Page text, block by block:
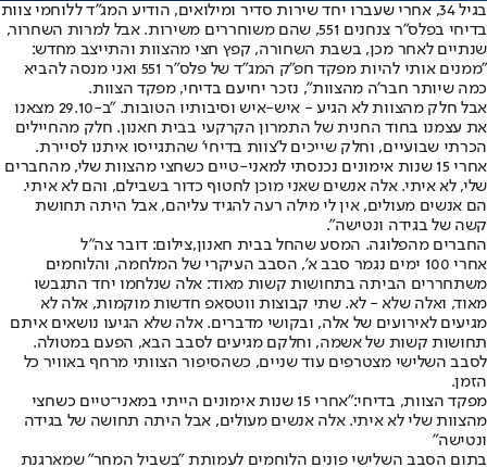
בגיל 34, אחרי שעברו יחד שירות סדיר ומילואים, הודיע המג"ד ללוחמי צוות
בדיחי בפלס"ר צנחנים 551, שהם משוחררים משירות. אבל למרות השחרור,
שנתיים לאחר מכן, בשבת השחורה, קפץ חצי מהצוות והתייצב מחדש:
"ממנים אותי להיות מפקד חפ"ק המג"ד של פלס"ר 551 ואני מנסה להביא
כמה שיותר חבר'ה מהצוות", נזכר יחיעם בדיחי, מפקד הצוות.
אבל חלק מהצוות לא הגיע - איש-איש וסיבותיו הטובות. "ב-29.10 מצאנו
את עצמנו בחוד החנית של התמרון הקרקעי בבית חאנון. חלק מהחיילים
הכרתי שבועיים, וחלק שייכים ל'צוות בדיחי' שהתגייסו איתנו לסיירת.
אחרי 15 שנות אימונים נכנסתי למאני-טיים כשחצי מהצוות שלי, מהחברים
שלי, לא איתי. אלה אנשים שאני מוכן לחטוף כדור בשבילם, והם לא איתי.
הם אנשים מעולים, אין לי מילה רעה להגיד עליהם, אבל היתה תחושת
קשה של בגידה ונטישה".
החברים מהפלוגה. המסע שהחל בבית חאנון,צילום: דובר צה"ל
אחרי 100 ימים נגמר סבב א', הסבב העיקרי של המלחמה, והלוחמים
משתחררים הביתה בתחושות קשות מאוד: אלה שנלחמו יחד התגבשו
מאוד, ואלה שלא - לא. שתי קבוצות ווטסאפ חדשות מוקמות, אלה לא
מגיעים לאירועים של אלה, ובקושי מדברים. אלה שלא הגיעו נושאים איתם
תחושות קשות של אשמה, וחלקם מגיעים לסבב הבא, הפעם במטולה.
לסבב השלישי מצטרפים עוד שניים, כשהסיפור הצוותי מרחף באוויר כל
הזמן.
מפקד הצוות, בדיחי:
"אחרי 15 שנות אימונים הייתי במאני־טיים כשחצי
מהצוות שלי לא איתי. אלה אנשים מעולים, אבל היתה תחושה של בגידה
ונטישה"
בתום הסבב השלישי פונים הלוחמים לעמותת "בשביל המחר" שמארגנת